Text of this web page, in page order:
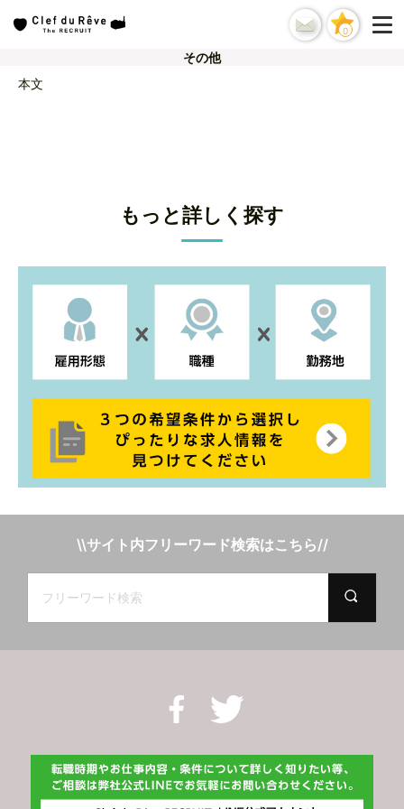
0
その他
本文
もっと詳しく探す
\\サイト内フリーワード検索はこちら//